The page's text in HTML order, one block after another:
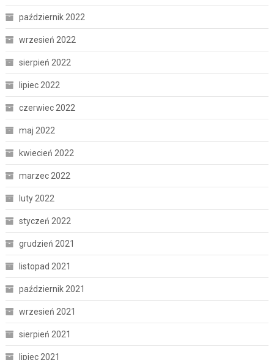
październik 2022
wrzesień 2022
sierpień 2022
lipiec 2022
czerwiec 2022
maj 2022
kwiecień 2022
marzec 2022
luty 2022
styczeń 2022
grudzień 2021
listopad 2021
październik 2021
wrzesień 2021
sierpień 2021
lipiec 2021